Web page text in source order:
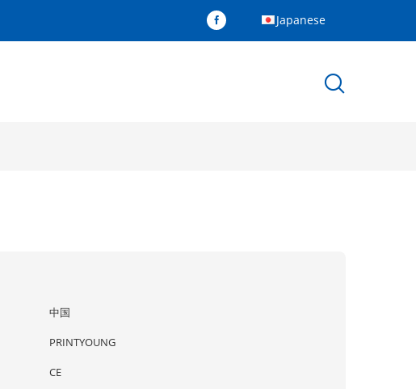
Japanese
中国
PRINTYOUNG
CE